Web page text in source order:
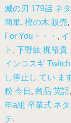
滅の刃 179話 ネ
簡単, 樫の木 販売,
For You・・・ ,
ト , 下野紘 梶裕貴
インコスギ Twitch
し停止し てい ま
粉 今日 , 商品 英語,
年a組 卒業式 ネタ
テ,